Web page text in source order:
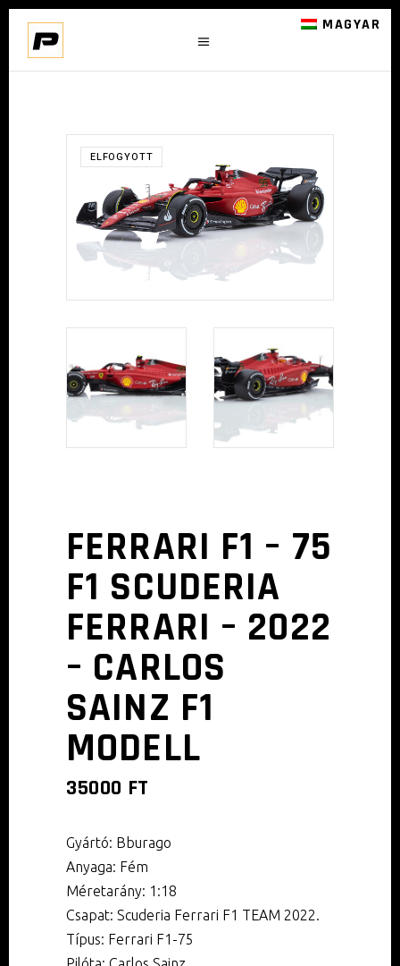
MAGYAR
ELFOGYOTT
FERRARI F1 – 75
F1 SCUDERIA
FERRARI – 2022
– CARLOS
SAINZ F1
MODELL
35000 FT
Gyártó: Bburago
Anyaga: Fém
Méretarány: 1:18
Csapat: Scuderia Ferrari F1 TEAM 2022.
Típus: Ferrari F1-75